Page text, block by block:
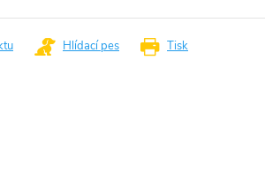
Tisk
Hlídací pes